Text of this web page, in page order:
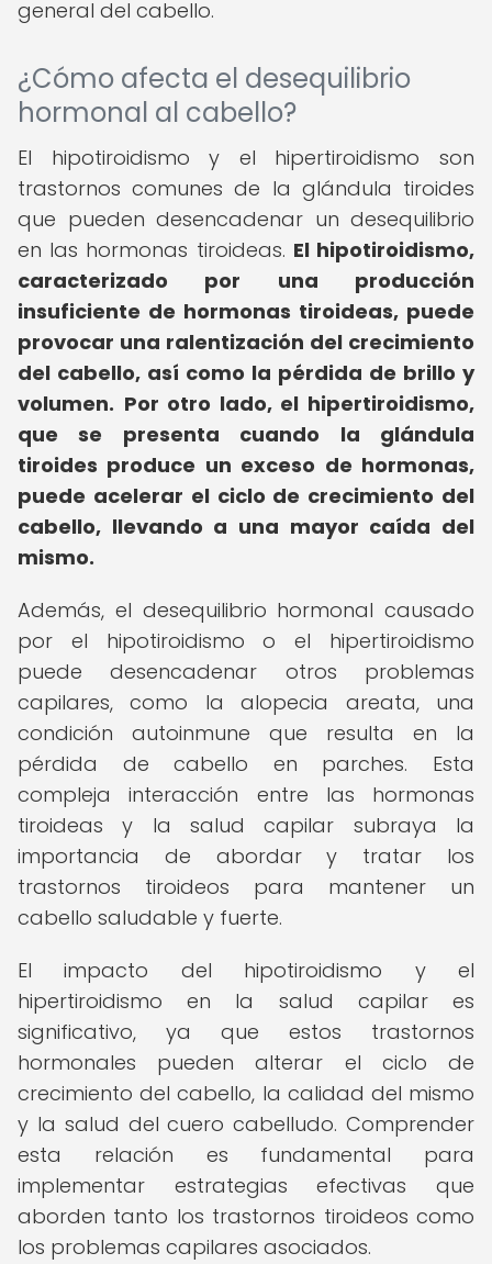
general del cabello.
¿Cómo afecta el desequilibrio
hormonal al cabello?
El hipotiroidismo y el hipertiroidismo son
trastornos comunes de la glándula tiroides
que pueden desencadenar un desequilibrio
en las hormonas tiroideas. El hipotiroidismo,
caracterizado por una producción
insuficiente de hormonas tiroideas, puede
provocar una ralentización del crecimiento
del cabello, así como la pérdida de brillo y
volumen. Por otro lado, el hipertiroidismo,
que se presenta cuando la glándula
tiroides produce un exceso de hormonas,
puede acelerar el ciclo de crecimiento del
cabello, llevando a una mayor caída del
mismo.
Además, el desequilibrio hormonal causado
por el hipotiroidismo o el hipertiroidismo
puede desencadenar otros problemas
capilares, como la alopecia areata, una
condición autoinmune que resulta en la
pérdida de cabello en parches. Esta
compleja interacción entre las hormonas
tiroideas y la salud capilar subraya la
importancia de abordar y tratar los
trastornos tiroideos para mantener un
cabello saludable y fuerte.
El impacto del hipotiroidismo y el
hipertiroidismo en la salud capilar es
significativo, ya que estos trastornos
hormonales pueden alterar el ciclo de
crecimiento del cabello, la calidad del mismo
y la salud del cuero cabelludo. Comprender
esta relación es fundamental para
implementar estrategias efectivas que
aborden tanto los trastornos tiroideos como
los problemas capilares asociados.